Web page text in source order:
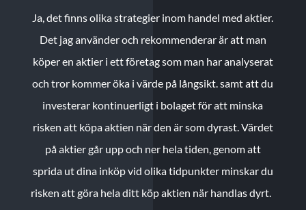
Ja, det finns olika strategier inom handel med aktier.
Det jag använder och rekommenderar är att man
köper en aktier i ett företag som man har analyserat
och tror kommer öka i värde på långsikt. samt att du
investerar kontinuerligt i bolaget för att minska
risken att köpa aktien när den är som dyrast. Värdet
på aktier går upp och ner hela tiden, genom att
sprida ut dina inköp vid olika tidpunkter minskar du
risken att göra hela ditt köp aktien när handlas dyrt.